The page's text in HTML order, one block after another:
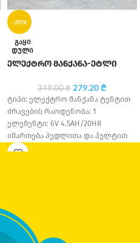
-20%
ᲒᲐᲧᲘ
ᲓᲣᲚᲘ
ელექტრო მანქანა-ეტლი
349.00₾ 279.20₾
ტიპი: ელექტრო მანქანა ტენტით
ძრავების რაოდენობა: 1
ელემენტი: 6V 4.5AH/20HR
იმართება პედლითა და პულტით
შესაძლებელია მექანიკურად